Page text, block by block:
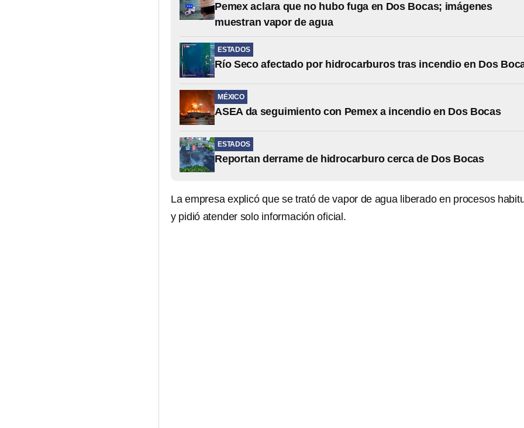
Pemex aclara que no hubo fuga en Dos Bocas; imágenes
muestran vapor de agua
ESTADOS
Río Seco afectado por hidrocarburos tras incendio en Dos
MÉXICO
ASEA da seguimiento con Pemex a incendio en Dos Bocas
ESTADOS
Reportan derrame de hidrocarburo cerca de Dos Bocas
La empresa explicó que se trató de vapor de agua liberado en procesos
y pidió atender solo información oficial.